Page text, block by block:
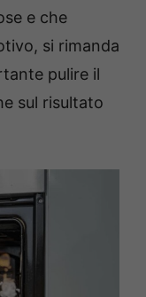
e che
si rimanda
pulire il
sul risultato